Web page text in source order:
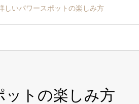
しいパワースポットの楽しみ方
ットの楽しみ方